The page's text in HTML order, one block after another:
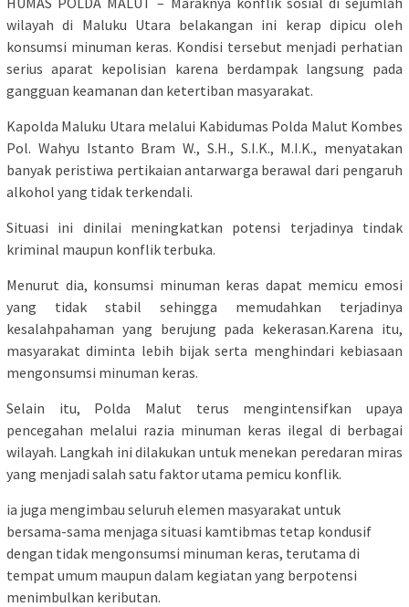
wilayah di Maluku Utara belakangan ini kerap dipicu oleh
konsumsi minuman keras. Kondisi tersebut menjadi perhatian
serius aparat kepolisian karena berdampak langsung pada
gangguan keamanan dan ketertiban masyarakat.
Kapolda Maluku Utara melalui Kabidumas Polda Malut Kombes
Pol. Wahyu Istanto Bram W., S.H., S.I.K., M.I.K., menyatakan
banyak peristiwa pertikaian antarwarga berawal dari pengaruh
alkohol yang tidak terkendali.
Situasi ini dinilai meningkatkan potensi terjadinya tindak
kriminal maupun konflik terbuka.
Menurut dia, konsumsi minuman keras dapat memicu emosi
yang tidak stabil sehingga memudahkan terjadinya
kesalahpahaman yang berujung pada kekerasan.Karena itu,
masyarakat diminta lebih bijak serta menghindari kebiasaan
mengonsumsi minuman keras.
Selain itu, Polda Malut terus mengintensifkan upaya
pencegahan melalui razia minuman keras ilegal di berbagai
wilayah. Langkah ini dilakukan untuk menekan peredaran miras
yang menjadi salah satu faktor utama pemicu konflik.
ia juga mengimbau seluruh elemen masyarakat untuk
bersama-sama menjaga situasi kamtibmas tetap kondusif
dengan tidak mengonsumsi minuman keras, terutama di
tempat umum maupun dalam kegiatan yang berpotensi
menimbulkan keributan.